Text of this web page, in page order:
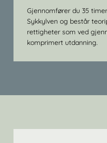
Gjennomfører du 35
Sykkylven og består
rettigheter som ved
komprimert utdanning.